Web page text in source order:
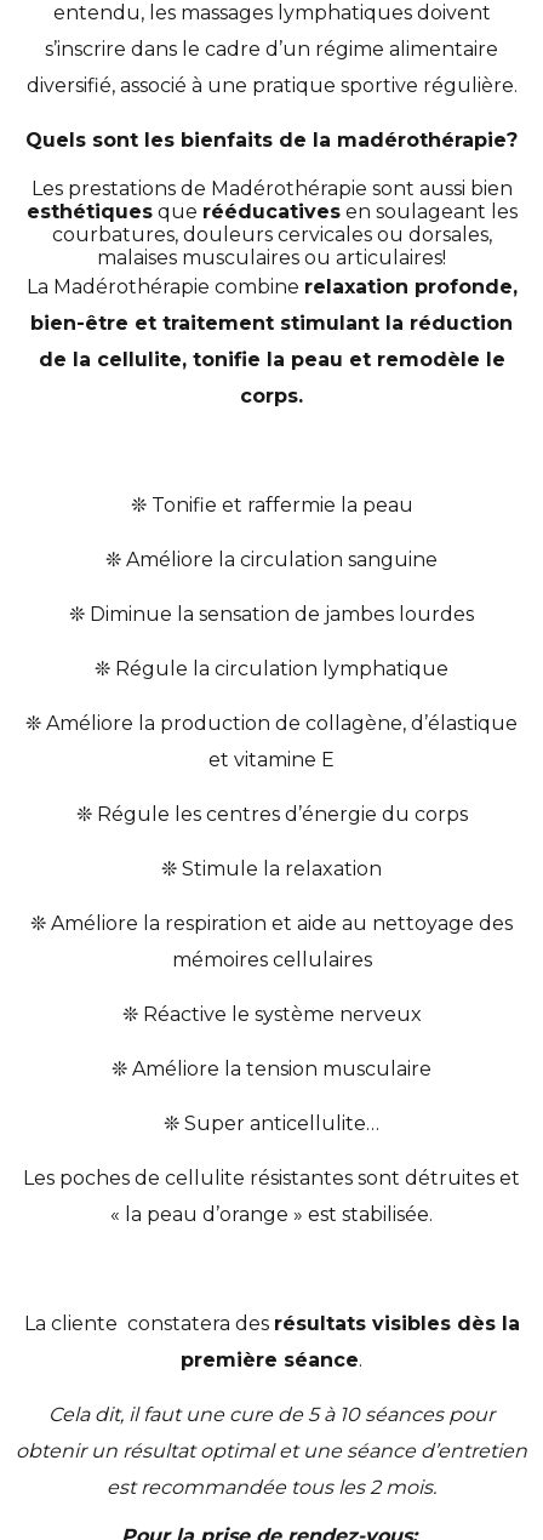
entendu, les massages lymphatiques doivent
s’inscrire dans le cadre d’un régime alimentaire
diversifié, associé à une pratique sportive régulière.
Quels sont les bienfaits de la madérothérapie?
Les prestations de Madérothérapie sont aussi bien
esthétiquesque rééducativesen soulageant les
courbatures, douleurs cervicales ou dorsales,
malaises musculaires ou articulaires!
La Madérothérapie combine relaxation profonde,
bien-être et traitement stimulant la réduction
de la cellulite, tonifie la peau et remodèle le
corps.
❊ Tonifie et raffermie la peau
❊ Améliore la circulation sanguine
❊ Diminue la sensation de jambes lourdes
❊ Régule la circulation lymphatique
❊ Améliore la production de collagène, d’élastique
et vitamine E
❊ Régule les centres d’énergie du corps
❊ Stimule la relaxation
❊ Améliore la respiration et aide au nettoyage des
mémoires cellulaires
❊ Réactive le système nerveux
❊ Améliore la tension musculaire
❊ Super anticellulite…
Les poches de cellulite résistantes sont détruites et
« la peau d’orange » est stabilisée.
La cliente constatera des résultats visibles dès la
première séance.
Cela dit, il faut une cure de 5 à 10 séances pour
obtenir un résultat optimal et une séance d’entretien
est recommandée tous les 2 mois.